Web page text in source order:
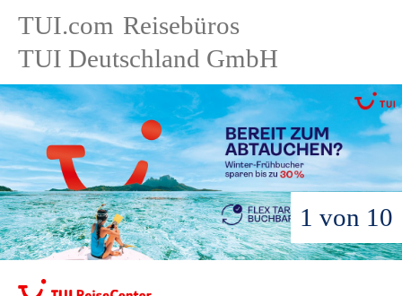
TUI.com Reisebüros
TUI Deutschland GmbH
1 von 10